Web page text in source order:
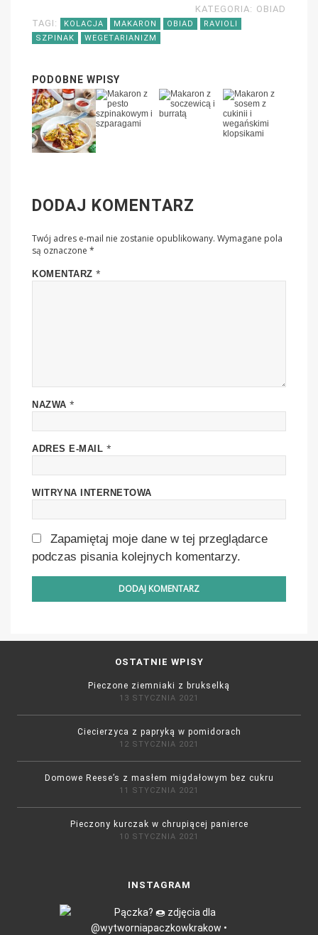
OBIAD
KATEGORIA:
TAGI:
KOLACJA MAKARON OBIAD
RAVIOLI
SZPINAK
WEGETARIANIZM
PODOBNE WPISY
DODAJ KOMENTARZ
Twój adres e-mail nie zostanie opublikowany. Wymagane pola
są oznaczone *
KOMENTARZ*
NAZWA*
ADRES E-MAIL *
WITRYNA INTERNETOWA
Zapamiętaj moje dane w tej przeglądarce
podczas pisania kolejnych komentarzy.
OSTATNIE WPISY
Pieczone ziemniaki z brukselką
13 STYCZNIA 2021
Ciecierzyca z papryką w pomidorach
12 STYCZNIA 2021
Domowe Reese’s z masłem migdałowym bez cukru
11 STYCZNIA 2021
Pieczony kurczak w chrupiącej panierce
10 STYCZNIA 2021
INSTAGRAM